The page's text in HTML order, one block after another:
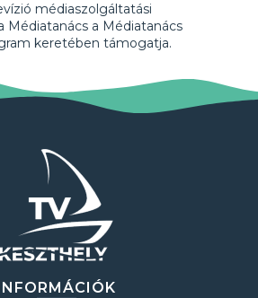
médiaszolgáltatási
Médiatanács a Médiatanács
keretében támogatja.
INFORMÁCIÓK